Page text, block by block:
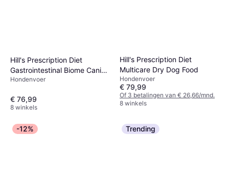
Hill's Prescription Diet
Gastrointestinal Biome Canine
Dog with Chicken
Hondenvoer
€ 76,99
8 winkels
Hill's Prescription Diet
Multicare Dry Dog Food
Hondenvoer
€ 79,99
Of 3 betalingen van € 26,66/mnd.
8 winkels
-12% Trending